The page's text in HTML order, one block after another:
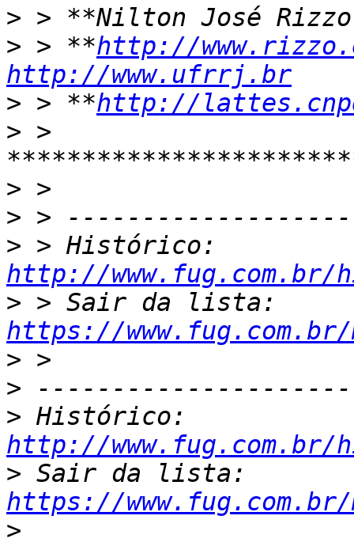
>
> > **http://
http://www.ufrrj.br
> > **http://
> >
>
>
>
http://
>
https://
>
>
>
http://
>
https://
>